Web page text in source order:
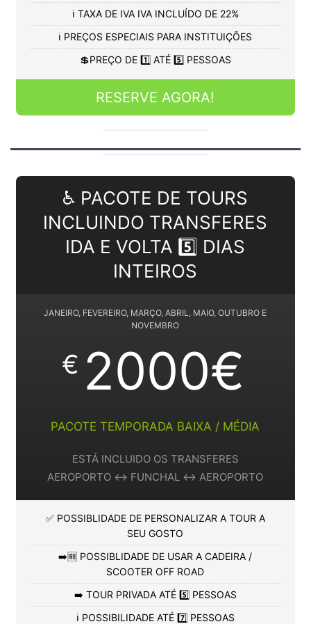
ℹ️ TAXA DE IVA IVA INCLUÍDO DE 22%
ℹ️ PREÇOS ESPECIAIS PARA INSTITUIÇÕES
💲PREÇO DE 1️⃣ ATÉ 5️⃣ PESSOAS
RESERVE AGORA!
♿ PACOTE DE TOURS
INCLUINDO TRANSFERES
IDA E VOLTA 5️⃣ DIAS
INTEIROS
JANEIRO, FEVEREIRO, MARÇO, ABRIL, MAIO, OUTUBRO E
NOVEMBRO
€ 2000€
PACOTE TEMPORADA BAIXA / MÉDIA
ESTÁ INCLUIDO OS TRANSFERES
AEROPORTO ↔️ FUNCHAL ↔️ AEROPORTO
✅ POSSIBLIDADE DE PERSONALIZAR A TOUR A
SEU GOSTO
➡️🆓 POSSIBLIDADE DE USAR A CADEIRA /
SCOOTER OFF ROAD
➡️ TOUR PRIVADA ATÉ 5️⃣ PESSOAS
ℹ️ POSSIBILIDADE ATÉ 7️⃣ PESSOAS